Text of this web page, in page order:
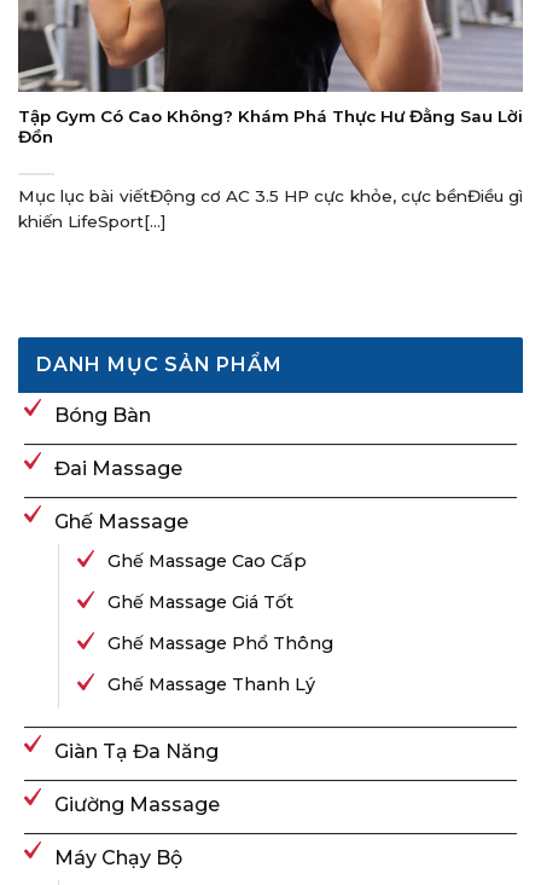
Tập Gym Có Cao Không? Khám Phá Thực Hư Đằng Sau Lời
Đồn
Mục lục bài viếtĐộng cơ AC 3.5 HP cực khỏe, cực bềnĐiều gì
khiến LifeSport[...]
DANH MỤC SẢN PHẨM
Bóng Bàn
Đai Massage
Ghế Massage
Ghế Massage Cao Cấp
Ghế Massage Giá Tốt
Ghế Massage Phổ Thông
Ghế Massage Thanh Lý
Giàn Tạ Đa Năng
Giường Massage
Máy Chạy Bộ